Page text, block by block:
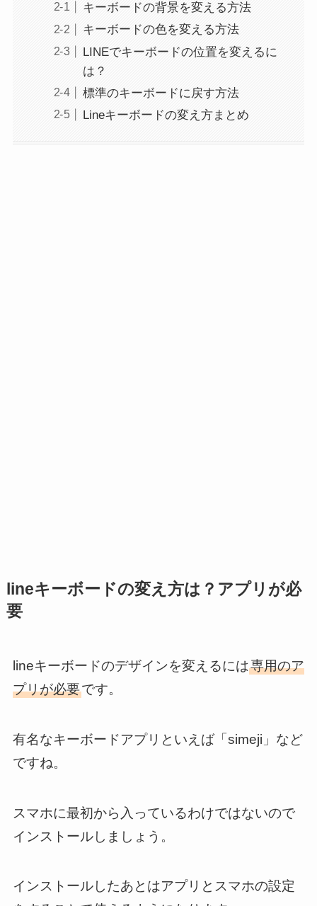
キーボードの背景を変える方法
キーボードの色を変える方法
LINEでキーボードの位置を変えるに
は？
標準のキーボードに戻す方法
Lineキーボードの変え方まとめ
lineキーボードの変え方は？アプリが必
要
lineキーボードのデザインを変えるには専用のア
プリが必要です。
有名なキーボードアプリといえば「simeji」など
ですね。
スマホに最初から入っているわけではないので
インストールしましょう。
インストールしたあとはアプリとスマホの設定